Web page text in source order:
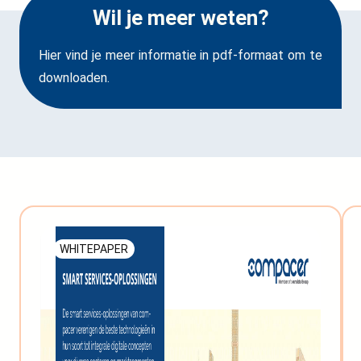
Wil je meer weten?
Hier vind je meer informatie in pdf-formaat om te
downloaden.
WHITEPAPER